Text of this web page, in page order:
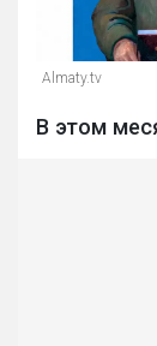
Almaty.tv
В этом